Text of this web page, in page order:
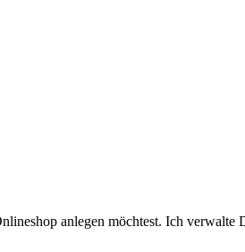
anlegen möchtest. Ich verwalte